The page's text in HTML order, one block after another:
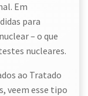
Em
para
– o que
nucleares.
ao Tratado
veem esse tipo